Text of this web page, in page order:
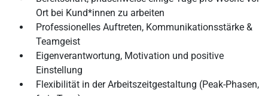
Ort bei Kund*innen zu arbeiten
Professionelles Auftreten, Kommunikationsstärke &
Teamgeist
Eigenverantwortung, Motivation und positive
Einstellung
Flexibilität in der Arbeitszeitgestaltung (Peak-Phasen,